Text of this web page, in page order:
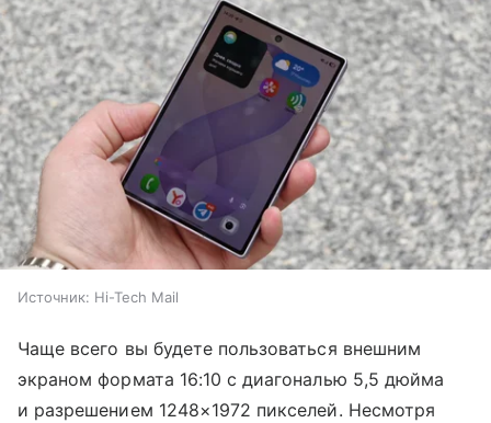
Источник: Hi-Tech Mail
Чаще всего вы будете пользоваться внешним
экраном формата 16:10 с диагональю 5,5 дюйма
и разрешением 1248×1972 пикселей. Несмотря